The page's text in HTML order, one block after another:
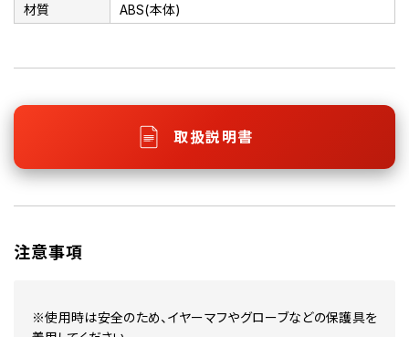
材質
ABS(本体)
取扱説明書
注意事項
※使用時は安全のため、イヤーマフやグローブなどの保護具を